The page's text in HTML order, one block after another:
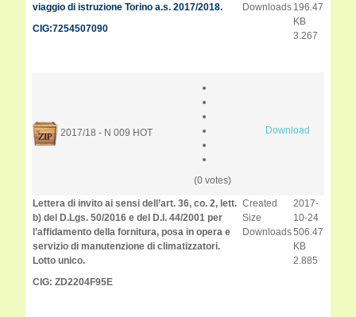
viaggio di istruzione Torino a.s. 2017/2018.
CIG:7254507090
Downloads 196.47
KB
3.267
2017/18 - N 009 HOT
(0 votes)
Download
Lettera di invito ai sensi dell’art. 36, co. 2, lett.
b) del D.Lgs. 50/2016 e del D.I. 44/2001 per
l’affidamento della fornitura, posa in opera e
servizio di manutenzione di climatizzatori.
Lotto unico.
CIG: ZD2204F95E
Created
Size
Downloads
2017-
10-24
506.47
KB
2.885